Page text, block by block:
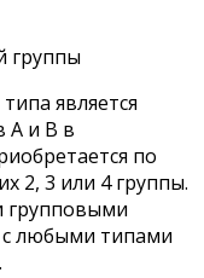
является
А и В в
по
2, 3 или 4 группы.
групповыми
с любыми типами